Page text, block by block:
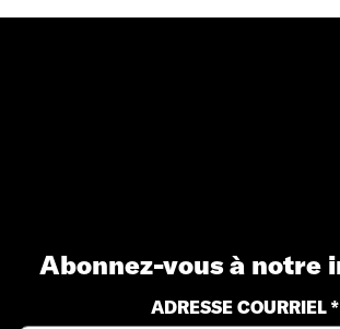
Abonnez-vous à notre
ADRESSE COURRIEL *